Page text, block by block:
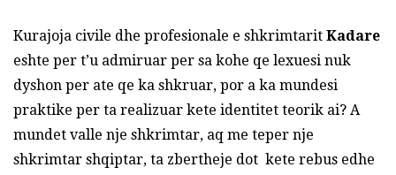
Kurajoja civile dhe profesionale e shkrimtarit Kadare
eshte per t’u admiruar per sa kohe qe lexuesi nuk
dyshon per ate qe ka shkruar, por a ka mundesi
praktike per ta realizuar kete identitet teorik ai? A
mundet valle nje shkrimtar, aq me teper nje
shkrimtar shqiptar, ta zbertheje dot kete rebus edhe